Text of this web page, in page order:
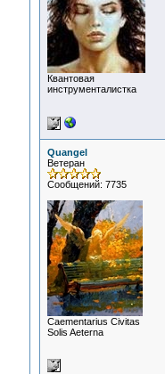
Квантовая
инструменталистка
Quangel
Ветеран
Сообщений: 7735
Сaementarius Civitas
Solis Aeterna